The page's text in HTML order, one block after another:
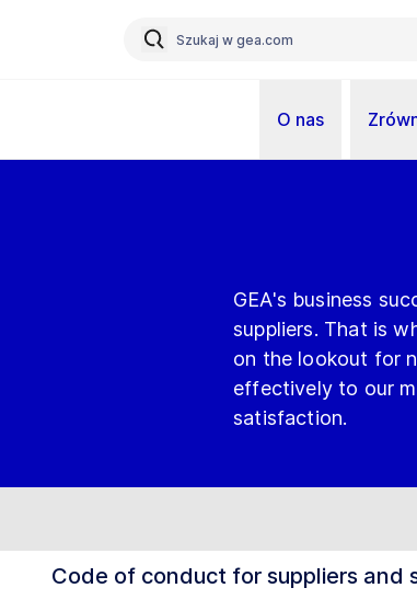
O nas
GEA's business
suppliers. That is
on the lookout for
effectively to our
satisfaction.
Code of conduct for suppliers and